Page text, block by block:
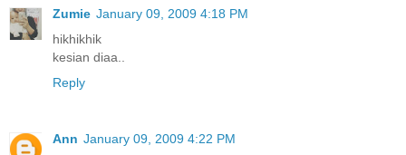
Zumie January 09, 2009 4:18 PM
hikhikhik
kesian diaa..
Reply
Ann January 09, 2009 4:22 PM